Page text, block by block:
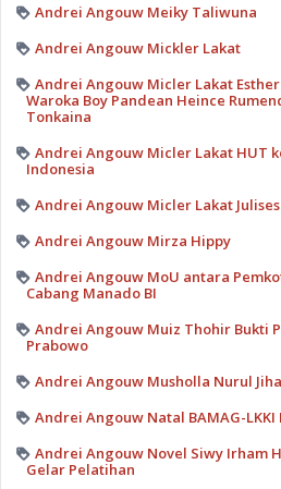
Andrei Angouw Meiky Taliwuna
Andrei Angouw Mickler Lakat
Andrei Angouw Micler Lakat
Waroka Boy Pandean Heince
Tonkaina
Andrei Angouw Micler Lakat HUT
Indonesia
Andrei Angouw Micler Lakat
Andrei Angouw Mirza Hippy
Andrei Angouw MoU antara
Cabang Manado BI
Andrei Angouw Muiz Thohir Bukti
Prabowo
Andrei Angouw Musholla Nurul
Andrei Angouw Natal BAMAG-
Andrei Angouw Novel Siwy Irham
Gelar Pelatihan